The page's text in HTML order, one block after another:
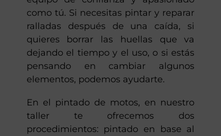
como tú. Si necesitas pintar y reparar
ralladas después de una caída, si
quieres borrar las huellas que va
dejando el tiempo y el uso, o si estás
pensando en cambiar algunos
elementos, podemos ayudarte.
En el pintado de motos, en nuestro
taller te ofrecemos dos
procedimientos: pintado en base al